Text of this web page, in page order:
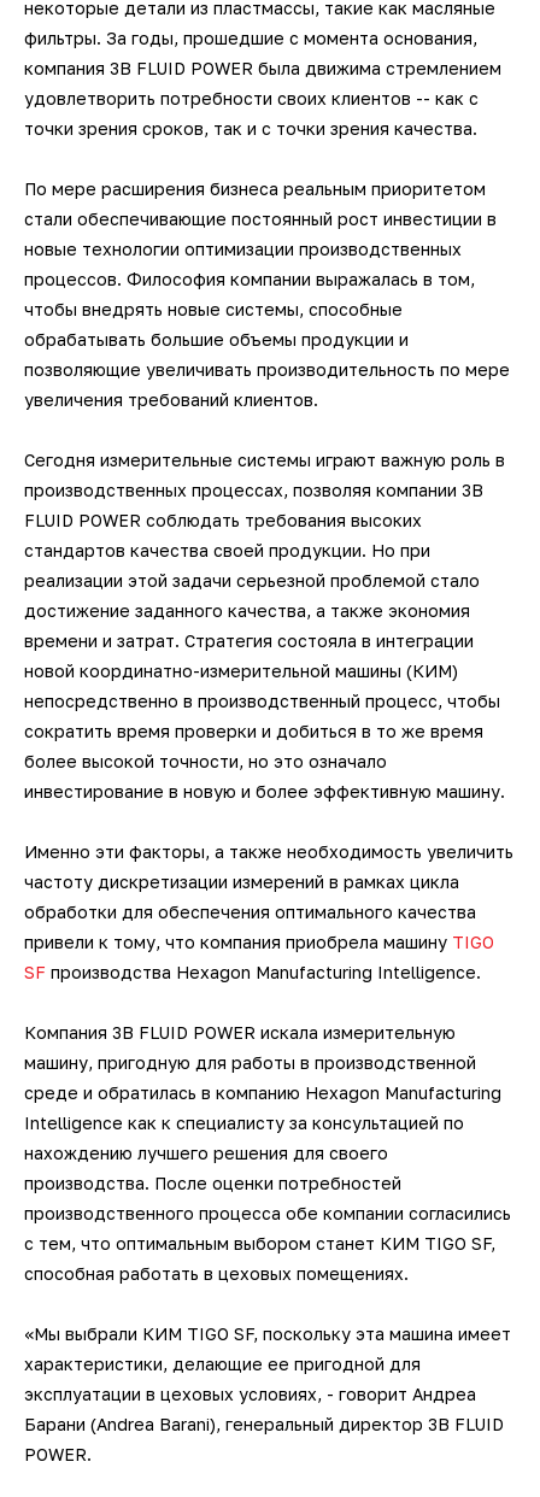
некоторые детали из пластмассы, такие как масляные
фильтры. За годы, прошедшие с момента основания,
компания 3B FLUID POWER была движима стремлением
удовлетворить потребности своих клиентов -- как с
точки зрения сроков, так и с точки зрения качества.
По мере расширения бизнеса реальным приоритетом
стали обеспечивающие постоянный рост инвестиции в
новые технологии оптимизации производственных
процессов. Философия компании выражалась в том,
чтобы внедрять новые системы, способные
обрабатывать большие объемы продукции и
позволяющие увеличивать производительность по мере
увеличения требований клиентов.
Сегодня измерительные системы играют важную роль в
производственных процессах, позволяя компании 3B
FLUID POWER соблюдать требования высоких
стандартов качества своей продукции. Но при
реализации этой задачи серьезной проблемой стало
достижение заданного качества, а также экономия
времени и затрат. Стратегия состояла в интеграции
новой координатно-измерительной машины (КИМ)
непосредственно в производственный процесс, чтобы
сократить время проверки и добиться в то же время
более высокой точности, но это означало
инвестирование в новую и более эффективную машину.
Именно эти факторы, а также необходимость увеличить
частоту дискретизации измерений в рамках цикла
обработки для обеспечения оптимального качества
привели к тому, что компания приобрела машину TIGO
SF производства Hexagon Manufacturing Intelligence.
Компания 3B FLUID POWER искала измерительную
машину, пригодную для работы в производственной
среде и обратилась в компанию Hexagon Manufacturing
Intelligence как к специалисту за консультацией по
нахождению лучшего решения для своего
производства. После оценки потребностей
производственного процесса обе компании согласились
с тем, что оптимальным выбором станет КИМ TIGO SF,
способная работать в цеховых помещениях.
«Мы выбрали КИМ TIGO SF, поскольку эта машина имеет
характеристики, делающие ее пригодной для
эксплуатации в цеховых условиях, - говорит Андреа
Барани (Andrea Barani), генеральный директор 3B FLUID
POWER.
датчики
Техническое 3D-зрение
Программное обеспечение
Длиномеры
Системы фотограмметрии
Оптические измерительные
машины
Приборы для измерения профиля и
формы
Тахеометры и теодолиты
метрологического оборудования
3D-сканеры для трекеров
Беспроводные контактные щупы
трекеров
3D-сканеры для измерительных
рук
Аксессуары и оснастка для рук
Ручные 3D-сканеры ScanTech
Ручные 3D-сканеры Creaform
Ручные 3D-сканеры AM.TECH
Ручные 3D-сканеры ZG
Наземные 3D-сканеры Leica
Наземные 3D-сканеры FARO
3D-сканеры для трекеров
3D-сканеры для измерительных
рук
Принадлежности для КИМ
Мультисенсорные измерительные
машины Unimetro
Фотограмметрические
измерительные системы V-STARS
Промышленные роботы KUKA
Автоматизированные станции
Hexagon
Автоматизированные станции
SCANOLOGY и ScanTech
Индивидуальные разработки по
автоматизации
Автоматизация
кг
Транспортные платформы KUKA
3D-принтеры для печати гипсом
3D-принтеры для печати
3D-принтеры для печати
биоматериалами
SLM-принтеры Sisma
Kinematics
ПО BendingStudio
ПО PC-DMIS
ПО QUINDOS
ПО TezetCAD 3D Rohrsoftware
ПО Inspire
ПО ESI Additive Manufacturing
ПО Volume Graphics
ПО TubeShaper
ПО GOM